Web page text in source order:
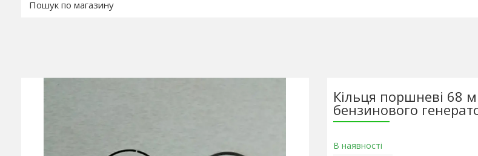
Кільця поршневі 68
бензинового
В наявності